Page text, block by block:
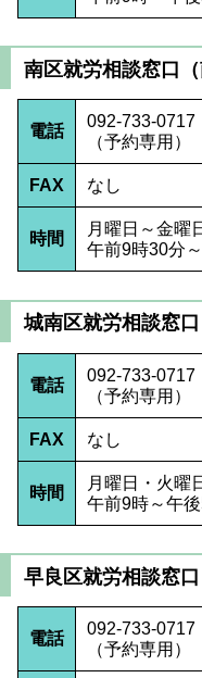
南区就労相談窓口（
電話
092-733-0717
（予約専用）
FAX なし
時間
月曜日～金曜
午前9時30分
城南区就労相談窓
電話
092-733-0717
（予約専用）
FAX なし
時間
月曜日・火曜
午前9時～午
早良区就労相談窓
電話
092-733-0717
（予約専用）